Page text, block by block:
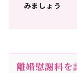
みましょう
離婚慰謝料を